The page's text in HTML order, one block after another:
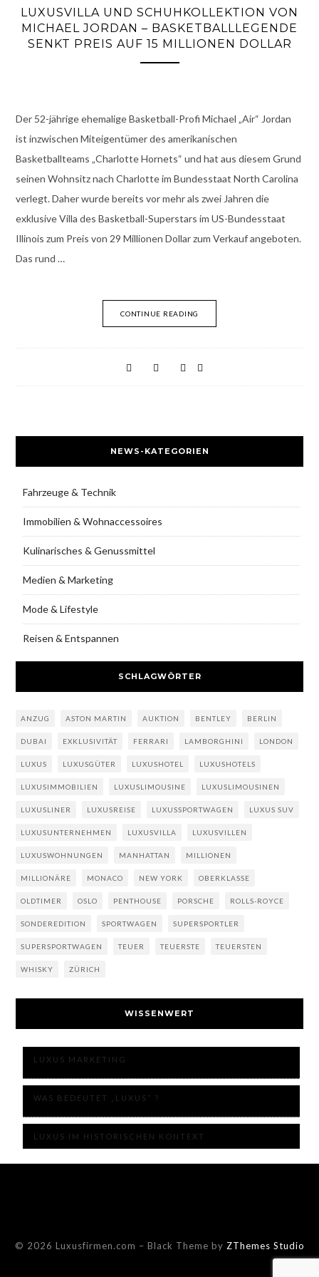
LUXUSVILLA UND SCHUHKOLLEKTION VON
MICHAEL JORDAN – BASKETBALLLEGENDE
SENKT PREIS AUF 15 MILLIONEN DOLLAR
Der 52-jährige ehemalige Basketball-Profi Michael „Air“ Jordan
ist inzwischen Miteigentümer des amerikanischen
Basketballteams „Charlotte Hornets“ und hat aus diesem Grund
seinen Wohnsitz nach Charlotte im Bundesstaat North Carolina
verlegt. Daher wurde bereits vor mehr als zwei Jahren die
exklusive Villa des Basketball-Superstars im US-Bundesstaat
Illinois zum Preis von 29 Millionen Dollar zum Verkauf angeboten.
Das rund …
CONTINUE READING
NEWS-KATEGORIEN
Fahrzeuge & Technik
Immobilien & Wohnaccessoires
Kulinarisches & Genussmittel
Medien & Marketing
Mode & Lifestyle
Reisen & Entspannen
SCHLAGWÖRTER
ANZUG ASTON MARTIN AUKTION BENTLEY BERLIN
DUBAI EXKLUSIVITÄT FERRARI LAMBORGHINI LONDON
LUXUS LUXUSGÜTER LUXUSHOTEL LUXUSHOTELS
LUXUSIMMOBILIEN LUXUSLIMOUSINE LUXUSLIMOUSINEN
LUXUSLINER LUXUSREISE LUXUSSPORTWAGEN LUXUS SUV
LUXUSUNTERNEHMEN LUXUSVILLA LUXUSVILLEN
LUXUSWOHNUNGEN MANHATTAN MILLIONEN
MILLIONÄRE MONACO NEW YORK OBERKLASSE
OLDTIMER OSLO PENTHOUSE PORSCHE ROLLS-ROYCE
SONDEREDITION SPORTWAGEN SUPERSPORTLER
SUPERSPORTWAGEN TEUER TEUERSTE TEUERSTEN
WHISKY ZÜRICH
WISSENWERT
LUXUS MARKETING
WAS BEDEUTET „LUXUS“ ?
LUXUS IM HISTORISCHEN KONTEXT
© 2026 Luxusfirmen.com – Black Theme by ZThemes Studio